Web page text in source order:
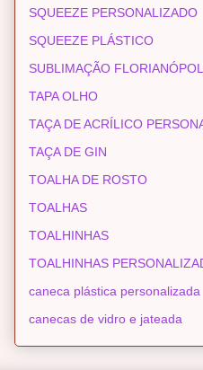
SQUEEZE PERSONALIZADO
SQUEEZE PLÁSTICO
SUBLIMAÇÃO
TAPA OLHO
TAÇA DE ACRÍLICO
TAÇA DE GIN
TOALHA DE ROSTO
TOALHAS
TOALHINHAS
TOALHINHAS
caneca plástica personalizada
canecas de vidro e jateada